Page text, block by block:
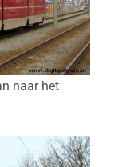
naar het